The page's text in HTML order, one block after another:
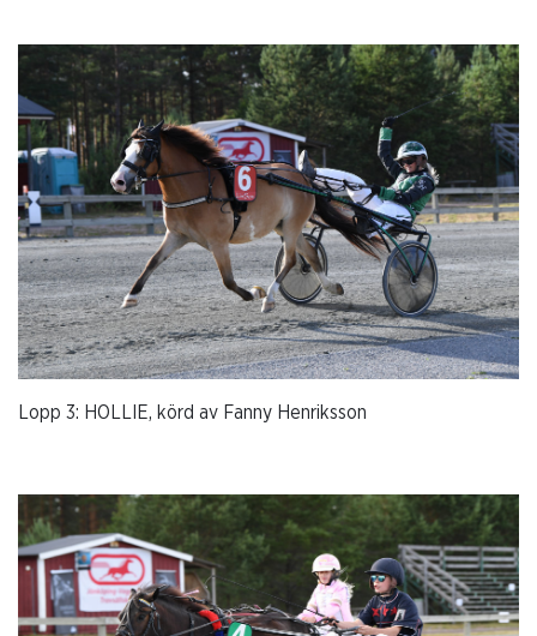
Lopp 3: HOLLIE, körd av Fanny Henriksson